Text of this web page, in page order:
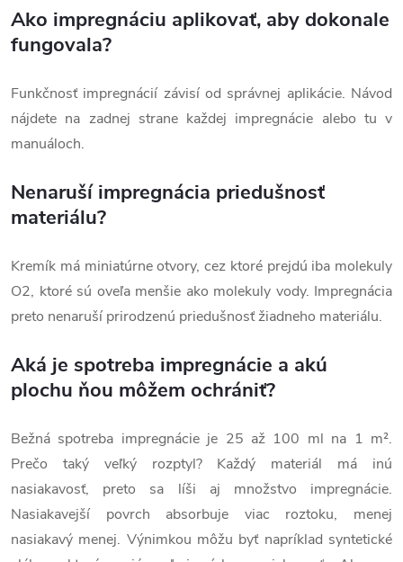
Ako impregnáciu aplikovať, aby dokonale
fungovala?
Funkčnosť impregnácií závisí od správnej aplikácie. Návod
nájdete na zadnej strane každej impregnácie alebo tu v
manuáloch.
Nenaruší impregnácia priedušnosť
materiálu?
Kremík má miniatúrne otvory, cez ktoré prejdú iba molekuly
O2, ktoré sú oveľa menšie ako molekuly vody. Impregnácia
preto nenaruší prirodzenú priedušnosť žiadneho materiálu.
Aká je spotreba impregnácie a akú
plochu ňou môžem ochrániť?
Bežná spotreba impregnácie je 25 až 100 ml na 1 m².
Prečo taký veľký rozptyl? Každý materiál má inú
nasiakavosť, preto sa líši aj množstvo impregnácie.
Nasiakavejší povrch absorbuje viac roztoku, menej
nasiakavý menej. Výnimkou môžu byť napríklad syntetické